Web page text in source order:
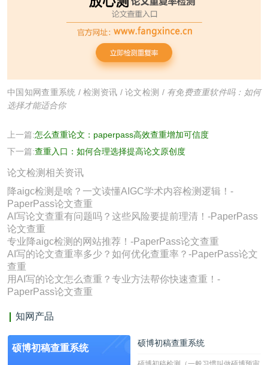
中国知网查重系统 /检测资讯 / 论文检测 / 有免费查重软件吗：如何
选择才能适合你
上一篇:怎么查重论文：paperpass高效查重增加可信度
下一篇:查重入口：如何合理选择提高论文原创度
论文检测相关资讯
降aigc检测是啥？一文读懂AIGC学术内容检测逻辑！-
PaperPass论文查重
AI写论文查重有问题吗？这些风险要提前理清！-PaperPass
论文查重
专业降aigc检测的网站推荐！-PaperPass论文查重
AI写的论文查重率多少？如何优化查重率？-PaperPass论文
查重
用AI写的论文怎么查重？专业方法帮你快速查重！-
PaperPass论文查重
知网产品
硕博初稿查重系统 硕博初稿查重系统